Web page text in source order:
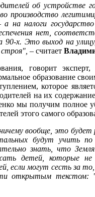
об устройстве
производство
налоги государство
нет,
90-х. Это выход на
строя", – считает
говорит
образование
которое
на их
мы получим полное
этого самого
вообще, это будет
будут учить по
знать, что
детей, которые не
если могут сесть за
открытым текстом: